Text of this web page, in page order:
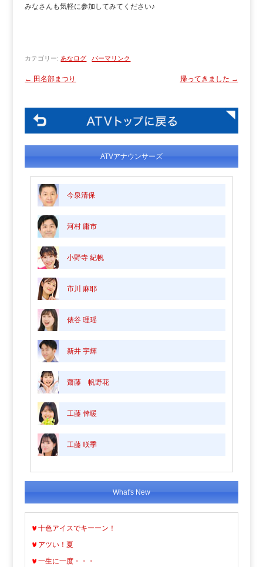
みなさんも気軽に参加してみてください♪
カテゴリー:あなログ パーマリンク
← 田名部まつり 帰ってきました →
ATVアナウンサーズ
今泉清保
河村 庸市
小野寺 紀帆
市川 麻耶
俵谷 理瑶
新井 宇輝
齋藤 帆野花
工藤 倖暖
工藤 咲季
What's New
十色アイスでキーーン！
アツい！夏
一生に一度・・・